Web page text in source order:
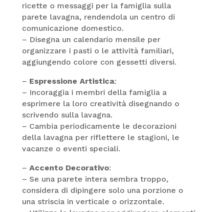
ricette o messaggi per la famiglia sulla
parete lavagna, rendendola un centro di
comunicazione domestico.
– Disegna un calendario mensile per
organizzare i pasti o le attività familiari,
aggiungendo colore con gessetti diversi.
– Espressione Artistica:
– Incoraggia i membri della famiglia a
esprimere la loro creatività disegnando o
scrivendo sulla lavagna.
– Cambia periodicamente le decorazioni
della lavagna per riflettere le stagioni, le
vacanze o eventi speciali.
– Accento Decorativo:
– Se una parete intera sembra troppo,
considera di dipingere solo una porzione o
una striscia in verticale o orizzontale.